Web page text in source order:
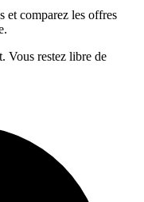
et comparez les offres
Vous restez libre de